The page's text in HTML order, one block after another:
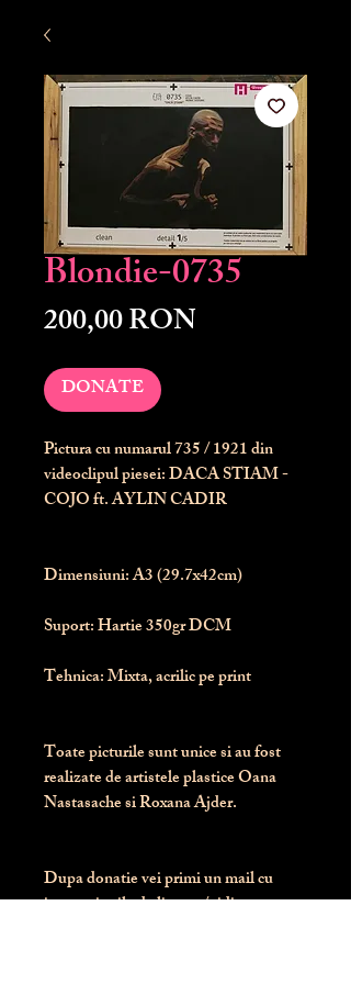
Blondie-0735
200,00 RONPreț
DONATE
Pictura cu numarul735/ 1921 din
videoclipul piesei: DACA STIAM -
COJO ft. AYLIN CADIR
Dimensiuni: A3 (29.7x42cm)
Suport: Hartie 350gr DCM
Tehnica: Mixta, acrilic pe print
Toate picturile sunt unice si au fost
realizate de artistele plastice Oana
Nastasache si Roxana Ajder.
Dupa donatie vei primi un mail cu
instructiunile de livrare / ridicare.